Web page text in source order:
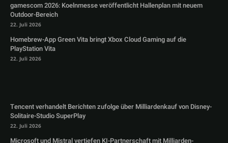
gamescom 2026: Koelnmesse veröffentlicht Hallenplan mit neuem
Outdoor-Bereich
22. Juli 2026
Homebrew-App Green Vita bringt Xbox Cloud Gaming auf die
PlayStation Vita
22. Juli 2026
Tencent verhandelt Berichten zufolge über Milliardenkauf von Disney-
Solitaire-Studio SuperPlay
22. Juli 2026
Microsoft und Mistral vertiefen KI-Partnerschaft mit Milliarden-